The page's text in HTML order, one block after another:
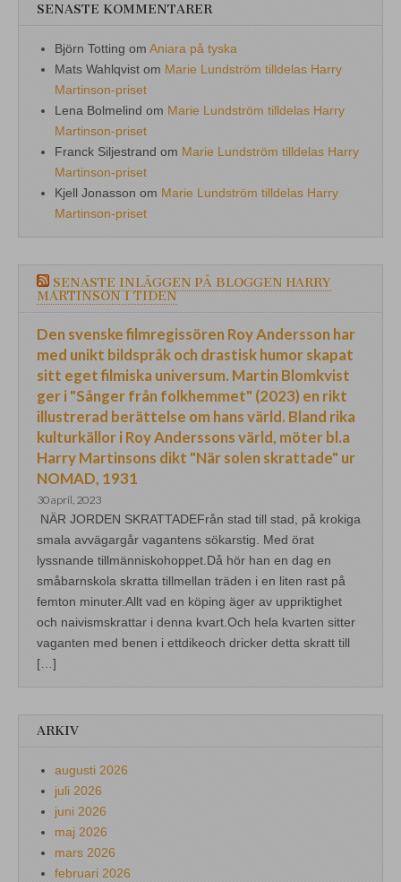
SENASTE KOMMENTARER
Björn Totting om Aniara på tyska
Mats Wahlqvist om Marie Lundström tilldelas Harry
Martinson-priset
Lena Bolmelind om Marie Lundström tilldelas Harry
Martinson-priset
Franck Siljestrand om Marie Lundström tilldelas Harry
Martinson-priset
Kjell Jonasson om Marie Lundström tilldelas Harry
Martinson-priset
SENASTE INLÄGGEN PÅ BLOGGEN HARRY
MARTINSON I TIDEN
Den svenske filmregissören Roy Andersson har
med unikt bildspråk och drastisk humor skapat
sitt eget filmiska universum. Martin Blomkvist
ger i "Sånger från folkhemmet" (2023) en rikt
illustrerad berättelse om hans värld. Bland rika
kulturkällor i Roy Anderssons värld, möter bl.a
Harry Martinsons dikt "När solen skrattade" ur
NOMAD, 1931
30 april, 2023
NÄR JORDEN SKRATTADEFrån stad till stad, på krokiga
smala avvägargår vagantens sökarstig. Med örat
lyssnande tillmänniskohoppet.Då hör han en dag en
småbarnskola skratta tillmellan träden i en liten rast på
femton minuter.Allt vad en köping äger av uppriktighet
och naivismskrattar i denna kvart.Och hela kvarten sitter
vaganten med benen i ettdikeoch dricker detta skratt till
[…]
ARKIV
augusti 2026
juli 2026
juni 2026
maj 2026
mars 2026
februari 2026